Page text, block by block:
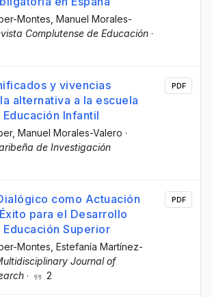
Montes , Manuel Morales-
Complutense de Educación ·
y vivencias
alternativa a la escuela
Infantil
, Manuel Morales-Valero ·
de Investigación
PDF
como Actuación
para el Desarrollo
Superior
Montes, Estefanía Martínez-
Journal of
· 2
PDF